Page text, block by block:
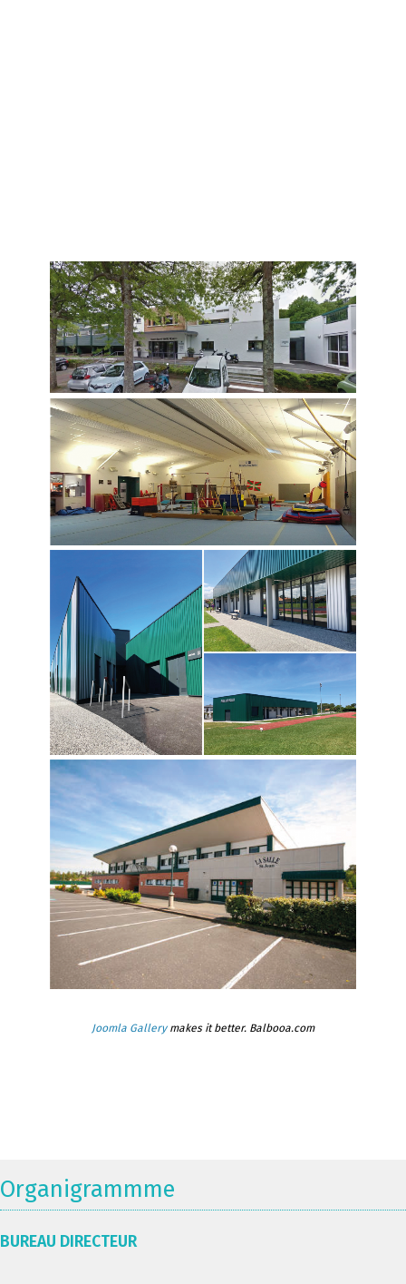
Joomla Gallerymakes it better. Balbooa.com
Organigrammme
BUREAU DIRECTEUR